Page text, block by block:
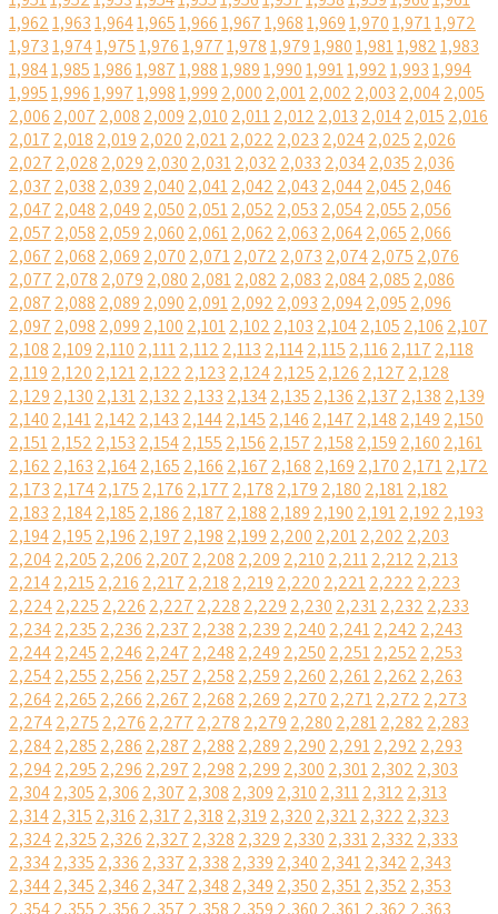
1,9621,9631,9641,9651,9661,9671,9681,9691,9701,9711,972
1,9731,9741,9751,9761,9771,9781,9791,9801,9811,9821,983
1,9841,9851,9861,9871,9881,9891,9901,9911,9921,9931,994
1,9951,9961,9971,9981,999 2,000 2,0012,002 2,003 2,0042,005
2,006 2,007 2,008 2,009 2,010 2,0112,012 2,013 2,0142,015 2,016
2,017 2,018 2,019 2,020 2,0212,022 2,023 2,0242,025 2,026
2,027 2,028 2,029 2,030 2,0312,032 2,033 2,0342,035 2,036
2,037 2,038 2,039 2,040 2,0412,042 2,043 2,0442,045 2,046
2,047 2,048 2,049 2,050 2,0512,052 2,053 2,0542,055 2,056
2,057 2,058 2,059 2,060 2,0612,062 2,063 2,0642,065 2,066
2,067 2,068 2,069 2,070 2,0712,072 2,073 2,0742,075 2,076
2,077 2,078 2,079 2,080 2,0812,082 2,083 2,0842,085 2,086
2,087 2,088 2,089 2,090 2,0912,092 2,093 2,0942,095 2,096
2,097 2,098 2,099 2,100 2,1012,102 2,103 2,1042,105 2,106 2,107
2,108 2,109 2,110 2,1112,112 2,113 2,1142,115 2,116 2,117 2,118
2,119 2,120 2,1212,122 2,123 2,1242,125 2,126 2,127 2,128
2,129 2,130 2,1312,132 2,133 2,1342,135 2,136 2,137 2,138 2,139
2,140 2,1412,142 2,143 2,1442,145 2,146 2,147 2,148 2,149 2,150
2,1512,152 2,153 2,1542,155 2,156 2,157 2,158 2,159 2,160 2,161
2,162 2,163 2,1642,165 2,166 2,167 2,168 2,169 2,170 2,1712,172
2,173 2,1742,175 2,176 2,177 2,178 2,179 2,180 2,1812,182
2,183 2,1842,185 2,186 2,187 2,188 2,189 2,190 2,1912,192 2,193
2,1942,195 2,196 2,197 2,198 2,199 2,200 2,2012,202 2,203
2,2042,205 2,206 2,207 2,208 2,209 2,210 2,2112,212 2,213
2,2142,215 2,216 2,217 2,218 2,219 2,220 2,2212,222 2,223
2,2242,225 2,226 2,227 2,228 2,229 2,230 2,2312,232 2,233
2,2342,235 2,236 2,237 2,238 2,239 2,240 2,2412,242 2,243
2,2442,245 2,246 2,247 2,248 2,249 2,250 2,2512,252 2,253
2,2542,255 2,256 2,257 2,258 2,259 2,260 2,2612,262 2,263
2,2642,265 2,266 2,267 2,268 2,269 2,270 2,2712,272 2,273
2,2742,275 2,276 2,277 2,278 2,279 2,280 2,2812,282 2,283
2,2842,285 2,286 2,287 2,288 2,289 2,290 2,2912,292 2,293
2,2942,295 2,296 2,297 2,298 2,299 2,300 2,3012,302 2,303
2,3042,305 2,306 2,307 2,308 2,309 2,310 2,3112,312 2,313
2,3142,315 2,316 2,317 2,318 2,319 2,320 2,3212,322 2,323
2,3242,325 2,326 2,327 2,328 2,329 2,330 2,3312,332 2,333
2,3342,335 2,336 2,337 2,338 2,339 2,340 2,3412,342 2,343
2,3442,345 2,346 2,347 2,348 2,349 2,350 2,3512,352 2,353